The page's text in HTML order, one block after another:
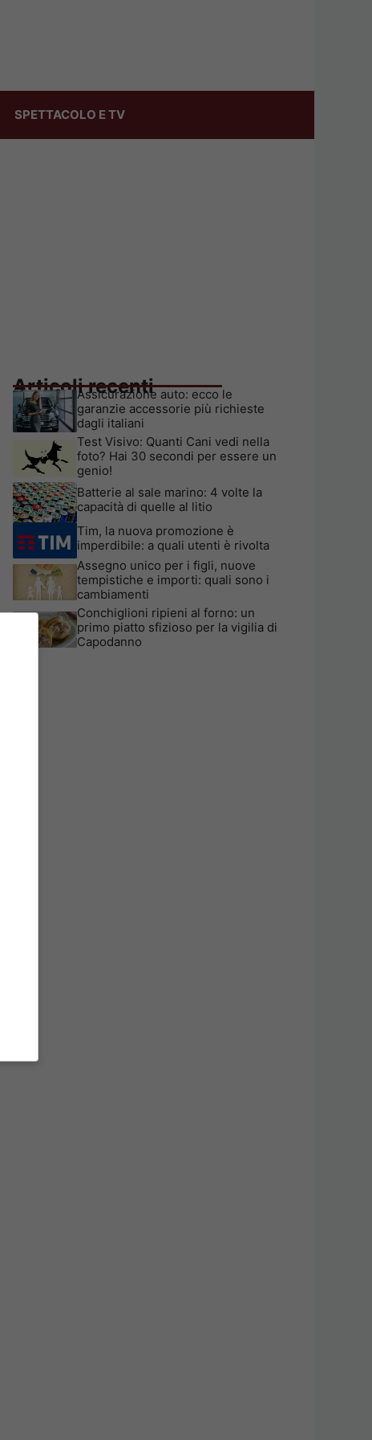
SPETTACOLO E TV
Articoli recenti
Assicurazione auto: ecco le
garanzie accessorie più richieste
dagli italiani
Test Visivo: Quanti Cani vedi nella
foto? Hai 30 secondi per essere un
genio!
Batterie al sale marino: 4 volte la
capacità di quelle al litio
Tim, la nuova promozione è
imperdibile: a quali utenti è rivolta
Assegno unico per i figli, nuove
tempistiche e importi: quali sono i
cambiamenti
Conchiglioni ripieni al forno: un
primo piatto sfizioso per la vigilia di
Capodanno